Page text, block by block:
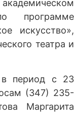
программе
искусство»,
театра и
в период с 23
(347) 235-
Маргарита